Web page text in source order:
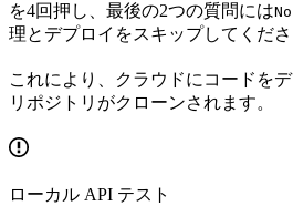
を4回押し、最後の2つの質問にはNo
理とデプロイをスキップしてくださ
これにより、クラウドにコードを
リポジトリがクローンされます。
ローカル API テスト